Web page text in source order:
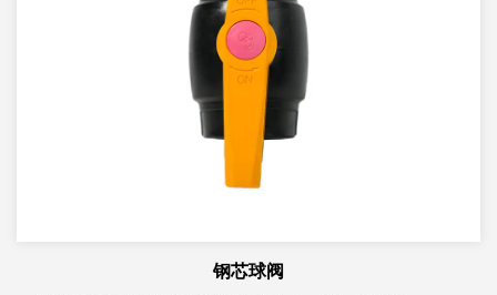
钢芯球阀